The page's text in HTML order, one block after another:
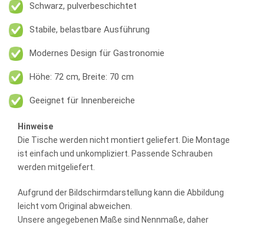
Schwarz, pulverbeschichtet
Stabile, belastbare Ausführung
Modernes Design für Gastronomie
Höhe: 72 cm, Breite: 70 cm
Geeignet für Innenbereiche
Hinweise
Die Tische werden nicht montiert geliefert. Die Montage
ist einfach und unkompliziert. Passende Schrauben
werden mitgeliefert.
Aufgrund der Bildschirmdarstellung kann die Abbildung
leicht vom Original abweichen.
Unsere angegebenen Maße sind Nennmaße, daher